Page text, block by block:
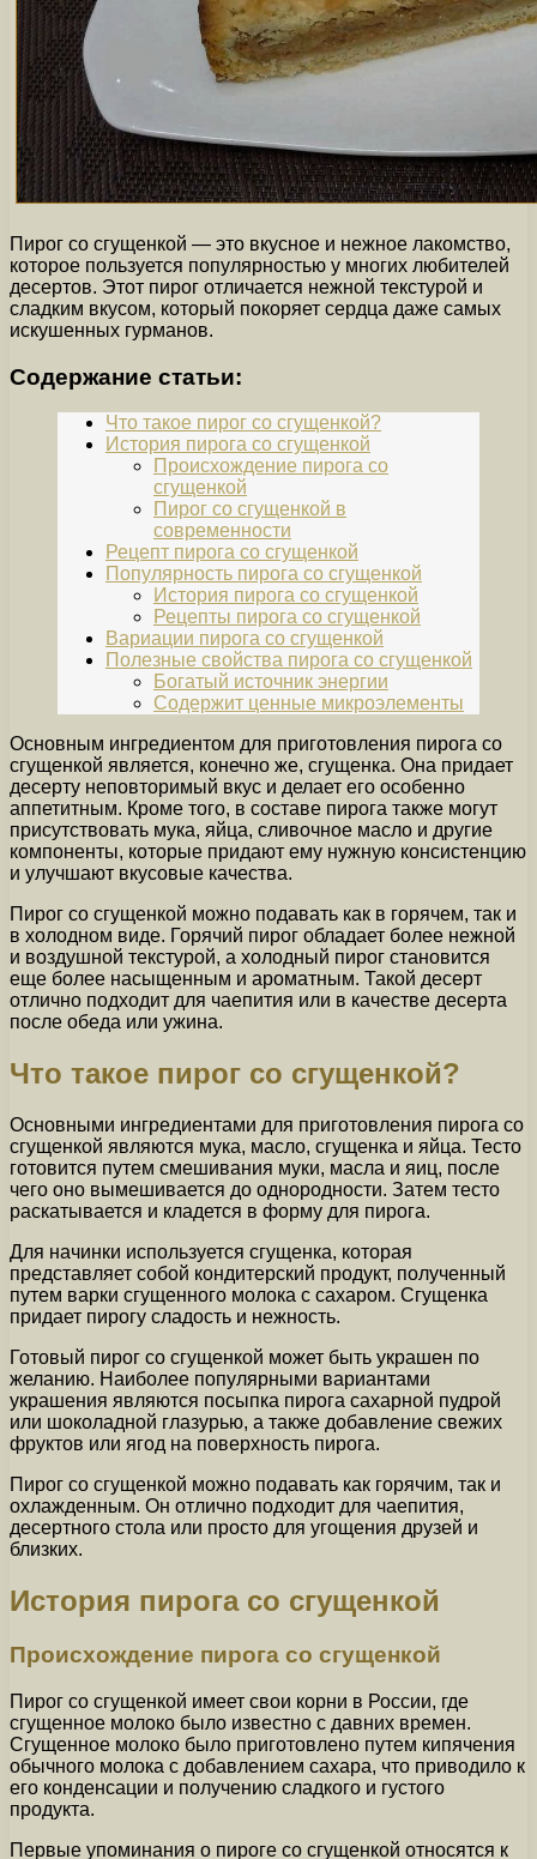
Пирог со сгущенкой — это вкусное и нежное лакомство,
которое пользуется популярностью у многих любителей
десертов. Этот пирог отличается нежной текстурой и
сладким вкусом, который покоряет сердца даже самых
искушенных гурманов.
Содержание статьи:
Что такое пирог со сгущенкой?
История пирога со сгущенкой
Происхождение пирога со
сгущенкой
Пирог со сгущенкой в
современности
Рецепт пирога со сгущенкой
Популярность пирога со сгущенкой
История пирога со сгущенкой
Рецепты пирога со сгущенкой
Вариации пирога со сгущенкой
Полезные свойства пирога со сгущенкой
Богатый источник энергии
Содержит ценные микроэлементы
Основным ингредиентом для приготовления пирога со
сгущенкой является, конечно же, сгущенка. Она придает
десерту неповторимый вкус и делает его особенно
аппетитным. Кроме того, в составе пирога также могут
присутствовать мука, яйца, сливочное масло и другие
компоненты, которые придают ему нужную консистенцию
и улучшают вкусовые качества.
Пирог со сгущенкой можно подавать как в горячем, так и
в холодном виде. Горячий пирог обладает более нежной
и воздушной текстурой, а холодный пирог становится
еще более насыщенным и ароматным. Такой десерт
отлично подходит для чаепития или в качестве десерта
после обеда или ужина.
Что такое пирог со сгущенкой?
Основными ингредиентами для приготовления пирога со
сгущенкой являются мука, масло, сгущенка и яйца. Тесто
готовится путем смешивания муки, масла и яиц, после
чего оно вымешивается до однородности. Затем тесто
раскатывается и кладется в форму для пирога.
Для начинки используется сгущенка, которая
представляет собой кондитерский продукт, полученный
путем варки сгущенного молока с сахаром. Сгущенка
придает пирогу сладость и нежность.
Готовый пирог со сгущенкой может быть украшен по
желанию. Наиболее популярными вариантами
украшения являются посыпка пирога сахарной пудрой
или шоколадной глазурью, а также добавление свежих
фруктов или ягод на поверхность пирога.
Пирог со сгущенкой можно подавать как горячим, так и
охлажденным. Он отлично подходит для чаепития,
десертного стола или просто для угощения друзей и
близких.
История пирога со сгущенкой
Происхождение пирога со сгущенкой
Пирог со сгущенкой имеет свои корни в России, где
сгущенное молоко было известно с давних времен.
Сгущенное молоко было приготовлено путем кипячения
обычного молока с добавлением сахара, что приводило к
его конденсации и получению сладкого и густого
продукта.
Первые упоминания о пироге со сгущенкой относятся к